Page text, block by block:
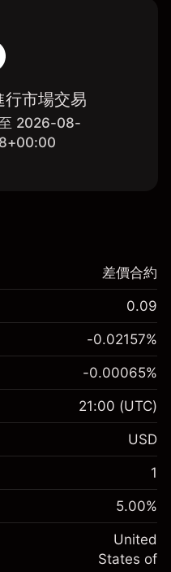
行市場交易
2026-08-
交易。
差價合約
0.09
$1,000.00
-0.021568
%
(-$4.31)
值）
$19,000.00
-0.02157%
$1,000.00
-0.000654
%
(-$0.13)
-0.00065%
21:00 (UTC)
USD
1
5.00%
United
States of